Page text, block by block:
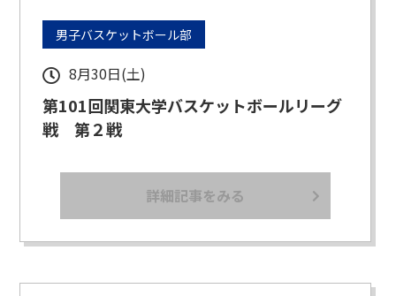
男子バスケットボール部
8月30日(土)
第101回関東大学バスケットボールリーグ
戦 第２戦
詳細記事をみる